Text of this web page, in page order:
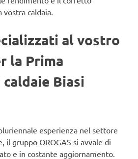
caldaia.
al vostro
la Prima
caldaie Biasi
esperienza nel settore
il gruppo OROGAS si avvale di
e in costante aggiornamento.